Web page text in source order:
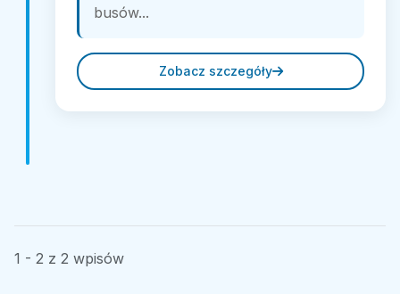
busów...
Zobacz szczegóły
1 - 2 z 2 wpisów